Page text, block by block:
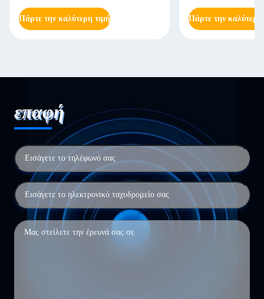
πιστοποιημένη CE
Πάρτε την καλύτερη τιμή
εγκρίθηκε για
Πάρτε την καλύτερη
επαφή